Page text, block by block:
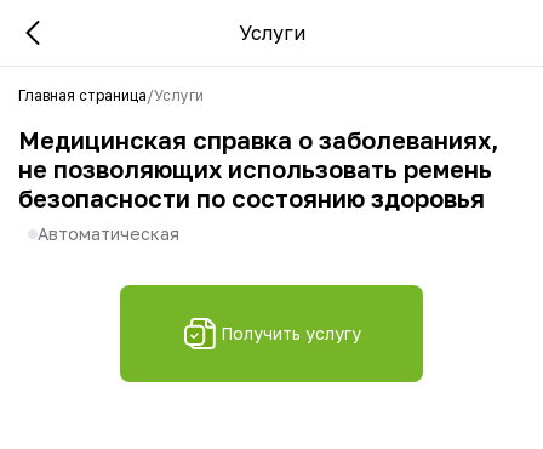
Услуги
Главная страница/Услуги
Медицинская справка о заболеваниях,
не позволяющих использовать ремень
безопасности по состоянию здоровья
Автоматическая
Получить услугу